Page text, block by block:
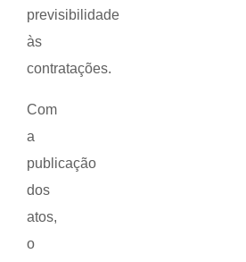
previsibilidade
às
contratações.
Com
a
publicação
dos
atos,
o